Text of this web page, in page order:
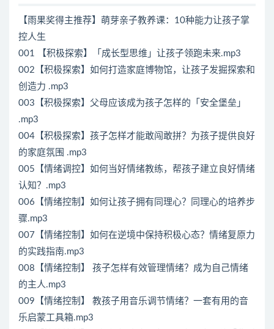
【雨果奖得主推荐】萌芽亲子教养课：10种能力让孩子掌
控人生
001 【积极探索】「成长型思维」让孩子领跑未来.mp3
002【积极探索】如何打造家庭博物馆，让孩子发掘探索和
创造力 .mp3
003【积极探索】父母应该成为孩子怎样的「安全堡垒」
.mp3
004【积极探索】孩子怎样才能敢闯敢拼？为孩子提供良好
的家庭氛围 .mp3
005【情绪调控】如何当好情绪教练，帮孩子建立良好情绪
认知？.mp3
006【情绪控制】如何让孩子拥有同理心？同理心的培养步
骤.mp3
007【情绪控制】如何在逆境中保持积极心态？情绪复原力
的实践指南.mp3
008【情绪控制】 孩子怎样有效管理情绪？成为自己情绪
的主人.mp3
009【情绪控制】 教孩子用音乐调节情绪？一套有用的音
乐启蒙工具箱.mp3